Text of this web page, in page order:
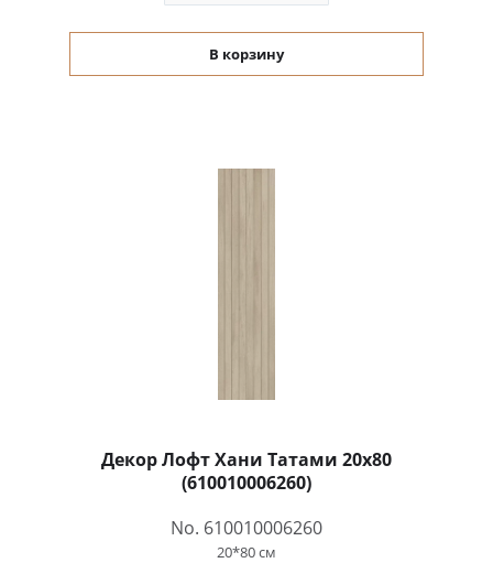
В корзину
Декор Лофт Хани Татами 20x80
(610010006260)
No. 610010006260
20*80 см